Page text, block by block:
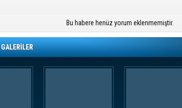
Bu habere henüz yorum eklenmemiştir.
GALERİLER